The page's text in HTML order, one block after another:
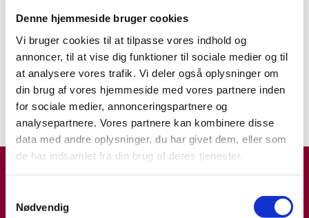
Denne hjemmeside bruger cookies
Vi bruger cookies til at tilpasse vores indhold og
annoncer, til at vise dig funktioner til sociale medier og til
at analysere vores trafik. Vi deler også oplysninger om
din brug af vores hjemmeside med vores partnere inden
for sociale medier, annonceringspartnere og
analysepartnere. Vores partnere kan kombinere disse
data med andre oplysninger, du har givet dem, eller som
de har indsamlet fra din brug af deres tjenester.
Nødvendig
Medicin
Hvad kommer EU-
forordningen om
veterinærlægemidler til at
betyde for dyrlæger?
16.10.19 INDBLIK